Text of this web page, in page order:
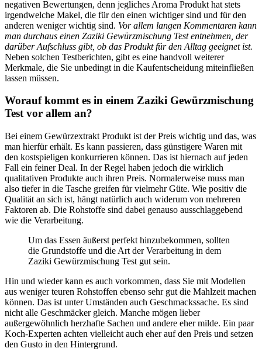
negativen Bewertungen, denn jegliches Aroma Produkt hat stets
irgendwelche Makel, die für den einen wichtiger sind und für den
anderen weniger wichtig sind. Vor allem langen Kommentaren kann
man durchaus einen Zaziki Gewürzmischung Test entnehmen, der
darüber Aufschluss gibt, ob das Produkt für den Alltag geeignet ist.
Neben solchen Testberichten, gibt es eine handvoll weiterer
Merkmale, die Sie unbedingt in die Kaufentscheidung miteinfließen
lassen müssen.
Worauf kommt es in einem Zaziki Gewürzmischung
Test vor allem an?
Bei einem Gewürzextrakt Produkt ist der Preis wichtig und das, was
man hierfür erhält. Es kann passieren, dass günstigere Waren mit
den kostspieligen konkurrieren können. Das ist hiernach auf jeden
Fall ein feiner Deal. In der Regel haben jedoch die wirklich
qualitativen Produkte auch ihren Preis. Normalerweise muss man
also tiefer in die Tasche greifen für vielmehr Güte. Wie positiv die
Qualität an sich ist, hängt natürlich auch widerum von mehreren
Faktoren ab. Die Rohstoffe sind dabei genauso ausschlaggebend
wie die Verarbeitung.
Um das Essen äußerst perfekt hinzubekommen, sollten
die Grundstoffe und die Art der Verarbeitung in dem
Zaziki Gewürzmischung Test gut sein.
Hin und wieder kann es auch vorkommen, dass Sie mit Modellen
aus weniger teuren Rohstoffen ebenso sehr gut die Mahlzeit machen
können. Das ist unter Umständen auch Geschmackssache. Es sind
nicht alle Geschmäcker gleich. Manche mögen lieber
außergewöhnlich herzhafte Sachen und andere eher milde. Ein paar
Koch-Experten achten vielleicht auch eher auf den Preis und setzen
den Gusto in den Hintergrund.